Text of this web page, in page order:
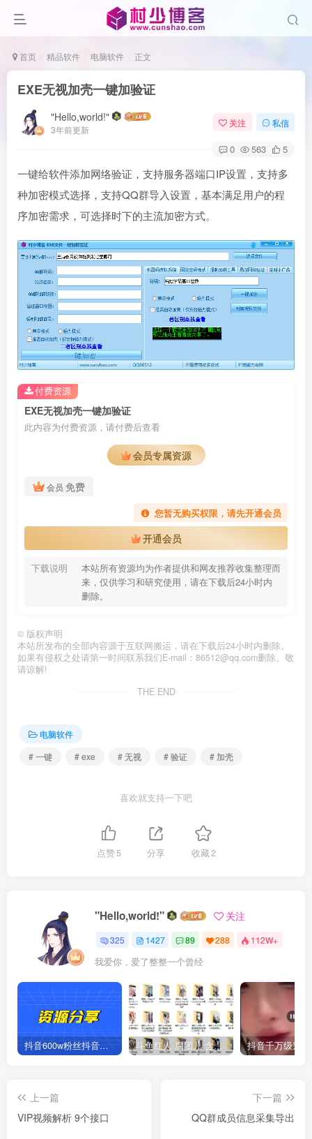
首页 精品软件 电脑软件 正文
EXE无视加壳一键加验证
"Hello,world!"
3年前更新
关注 私信
0 563 5
一键给软件添加网络验证，支持服务器端口IP设置，支持多
种加密模式选择，支持QQ群导入设置，基本满足用户的程
序加密需求，可选择时下的主流加密方式。
EXE无视加壳一键加验证
此内容为付费资源，请付费后查看
会员专属资源
会员 免费
您暂无购买权限，请先开通会员
开通会员
下载说明
本站所有资源均为作者提供和网友推荐收集整理而
来，仅供学习和研究使用，请在下载后24小时内
删除。
付费资源
© 版权声明
本站所发布的全部内容源于互联网搬运，请在下载后24小时内删除。
如果有侵权之处请第一时间联系我们E-mail：86512@qq.com删除。敬
请谅解!
THE END
电脑软件
# 一键
# exe # 无视 # 验证 # 加壳
喜欢就支持一下吧
点赞5 分享 收藏2
"Hello,world!" 关注
325 1427 89 288 112W+
我爱你，爱了整整一个曾经
抖音600w粉丝抖音网红痞幼一手资料 877P 500M 含私拍 斗鱼红人 腐团儿 含付费 大尺写真 32套
上一篇
VIP视频解析 9个接口
下一篇
QQ群成员信息采集导出